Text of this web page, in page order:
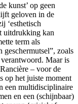
kunst’ op geen
geloven in de
‘esthetisch
uitdrukking kan
term als
geschermutsel”, zoals
Maar is
– voor de
op het juiste moment
een multidisciplinaire
en een (schijnbaar)